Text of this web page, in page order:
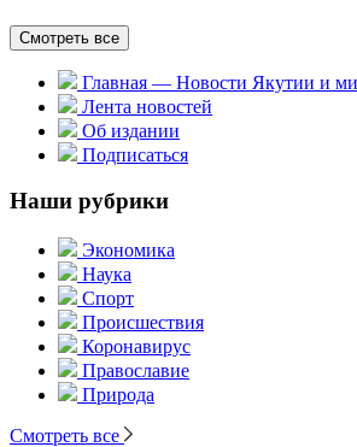
Смотреть все
Главная — Новости Якутии и
Лента новостей
Об издании
Подписаться
Наши рубрики
Экономика
Наука
Спорт
Происшествия
Коронавирус
Православие
Природа
Смотреть все